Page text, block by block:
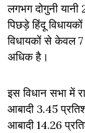
लगभगदोगुनीयानी
पिछड़े हिंदू
विधायकों से केवल
अधिक है।
इस विधान सभा में
आबादी 3.45
आबादी 14.26